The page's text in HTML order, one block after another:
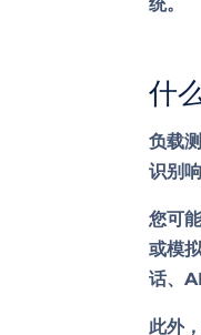
什
负载
识别
您可
或模
话、
此外